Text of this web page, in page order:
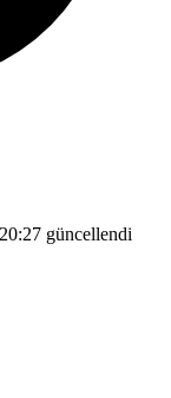
güncellendi